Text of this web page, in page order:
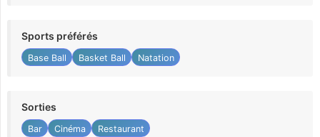
Sports préférés
Base Ball Basket Ball Natation
Sorties
Bar Cinéma Restaurant